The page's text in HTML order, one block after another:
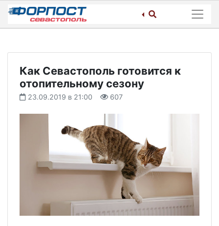
Skip
content
Как Севастополь готовится к
отопительному сезону
23.09.2019 в 21:00 607